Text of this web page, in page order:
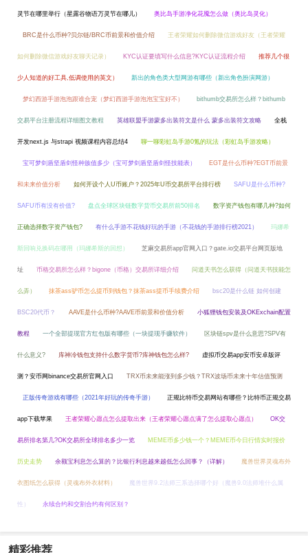
灵节在哪里举行（星露谷物语万灵节在哪儿） 奥比岛手游净化花魇怎么做（奥比岛灵化）
BRC是什么币种?贝尔链/BRC币前景和价值介绍 王者荣耀如何删除微信游戏好友（王者荣耀
如何删除微信游戏好友聊天记录） KYC认证要填写什么信息?KYC认证流程介绍 推荐几个很
少人知道的好工具,低调使用的英文） 新出的角色类大型网游有哪些（新出角色扮演网游）
梦幻西游手游泡泡跟谁合宠（梦幻西游手游泡泡宝宝好不） bithumb交易所怎么样？bithumb
交易平台注册流程详细图文教程 英雄联盟手游蒙多出装符文是什么 蒙多出装符文攻略 全栈
开发next.js 与strapi 视频课程内容总结4 聊一聊彩虹岛手游0氪的玩法（彩虹岛手游攻略）
宝可梦剑盾坚盾剑怪种族值多少（宝可梦剑盾坚盾剑怪技能表） EGT是什么币种?EGT币前景
和未来价值分析 如何开设个人U币账户？2025年U币交易所平台排行榜 SAFU是什么币种?
SAFU币有没有价值? 盘点全球区块链数字货币交易所前50排名 数字资产钱包有哪几种?如何
正确选择数字资产钱包? 有什么手游不花钱好玩的手游（不花钱的手游排行榜2021） 玛娜希
斯回响兑换码在哪用（玛娜希斯的回想） 芝麻交易所app官网入口？gate.io交易平台网页版地
址 币格交易所怎么样？bigone（币格）交易所详细介绍 问道天书怎么获得（问道天书技能怎
么弄） 抹茶ass驴币怎么提币到钱包？抹茶ass提币手续费介绍 bsc20是什么链 如何创建
BSC20代币？ AAVE是什么币种?AAVE币前景和价值分析 小狐狸钱包安装及OKExchain配置
教程 一个全部提现官方红包版有哪些（一块提现手赚软件） 区块链spv是什么意思?SPV有
什么意义? 库神冷钱包支持什么数字货币?库神钱包怎么样? 虚拟币交易app安币安卓版评
测？安币网binance交易所官网入口 TRX币未来能涨到多少钱？TRX波场币未来十年估值预测
正版传奇游戏有哪些（2021年好玩的传奇手游） 正规比特币交易网站有哪些？比特币正规交易
app下载苹果 王者荣耀心愿点怎么提取出来（王者荣耀心愿点满了怎么提取心愿点） OK交
易所排名第几?OK交易所全球排名多少一览 MEME币多少钱一个？MEME币今日行情实时报价
历史走势 余额宝利息怎么算的？比银行利息越来越低怎么回事？（详解） 魔兽世界灵魂布外
衣图纸怎么获得（灵魂布外衣材料） 魔兽世界9.2法师三系选择哪个好（魔兽9.0法师堆什么属
性） 永续合约和交割合约有何区别？
精彩推荐